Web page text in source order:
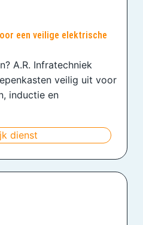
een veilige elektrische
A.R. Infratechniek
veilig uit voor
inductie en
dienst